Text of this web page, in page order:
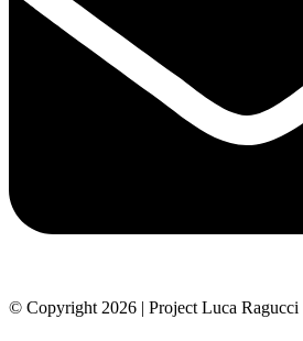
© Copyright 2026 | Project Luca Ragucci